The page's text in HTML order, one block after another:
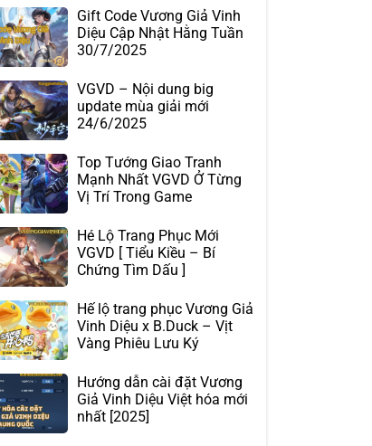
Gift Code Vương Giả Vinh
Diệu Cập Nhật Hằng Tuần
30/7/2025
VGVD – Nội dung big
update mùa giải mới
24/6/2025
Top Tướng Giao Tranh
Mạnh Nhất VGVD Ở Từng
Vị Trí Trong Game
Hé Lộ Trang Phục Mới
VGVD [ Tiểu Kiều – Bí
Chứng Tìm Dấu ]
Hế lộ trang phục Vương Giả
Vinh Diệu x B.Duck – Vịt
Vàng Phiêu Lưu Ký
Hướng dẫn cài đặt Vương
Giả Vinh Diệu Việt hóa mới
nhất [2025]